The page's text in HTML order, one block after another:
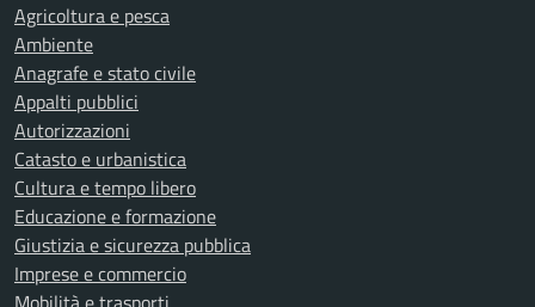
Agricoltura e pesca
Ambiente
Anagrafe e stato civile
Appalti pubblici
Autorizzazioni
Catasto e urbanistica
Cultura e tempo libero
Educazione e formazione
Giustizia e sicurezza pubblica
Imprese e commercio